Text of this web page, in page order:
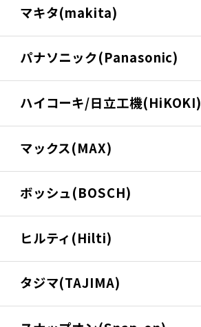
マキタ(makita)
パナソニック(Panasonic)
ハイコーキ/日立工機(HiKOKI)
マックス(MAX)
ボッシュ(BOSCH)
ヒルティ(Hilti)
タジマ(TAJIMA)